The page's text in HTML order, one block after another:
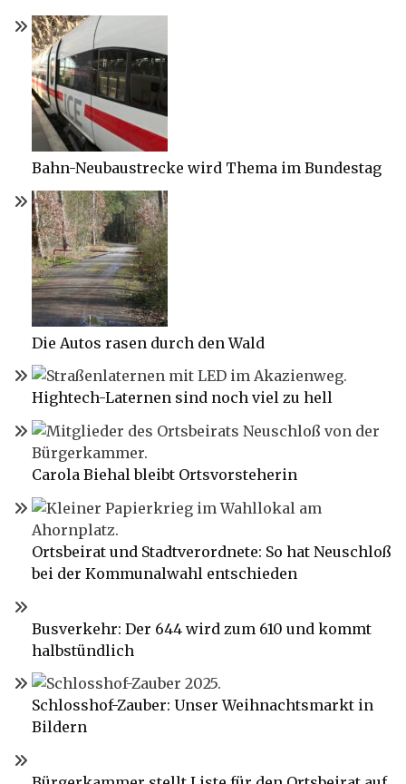
Bahn-Neubaustrecke wird Thema im Bundestag
Die Autos rasen durch den Wald
Hightech-Laternen sind noch viel zu hell
Carola Biehal bleibt Ortsvorsteherin
Ortsbeirat und Stadtverordnete: So hat Neuschloß
bei der Kommunalwahl entschieden
Busverkehr: Der 644 wird zum 610 und kommt
halbstündlich
Schlosshof-Zauber: Unser Weihnachtsmarkt in
Bildern